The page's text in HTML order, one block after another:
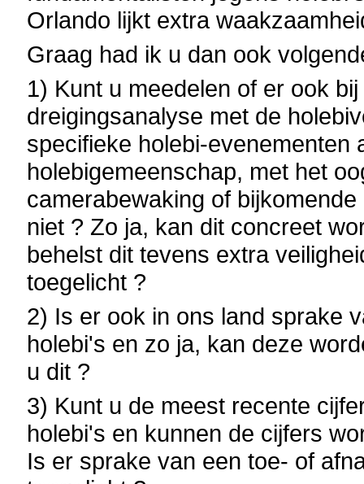
Orlando lijkt extra
Graag had ik u dan ook
1) Kunt u meedelen of er ook
dreigingsanalyse met de
specifieke holebi-evenementen
holebigemeenschap, met het
camerabewaking of
niet ? Zo ja, kan dit concreet
behelst dit tevens extra
toegelicht ?
2) Is er ook in ons land sprake
holebi's en zo ja, kan deze
u dit ?
3) Kunt u de meest recente
holebi's en kunnen de cijfers
Is er sprake van een toe- of